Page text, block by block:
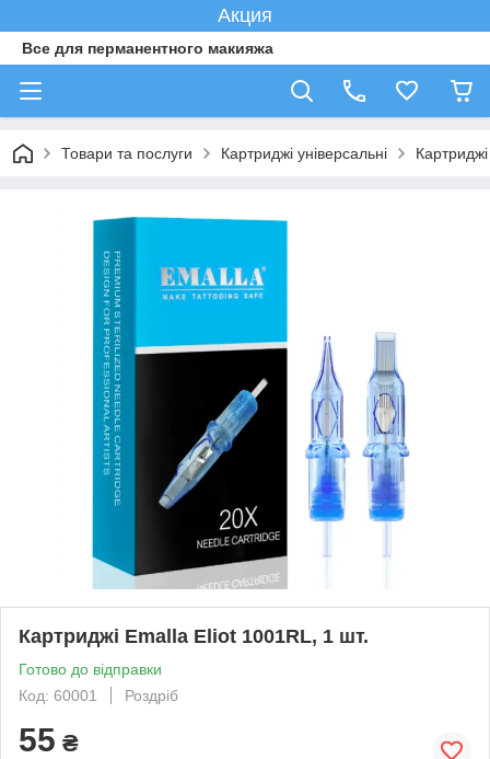
Акция
Все для перманентного макияжа
Товари та послуги Картриджі універсальні
Картриджі Emalla Eliot 1001RL, 1 шт.
Готово до відправки
Код: 60001
Роздріб
55 ₴